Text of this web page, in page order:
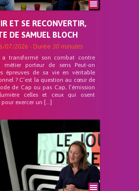
ET SE RECONVERTIR,
DE SAMUEL BLOCH
07/2026 - Durée 30 minutes
a transformé son combat contre
métier porteur de sens Peut-on
épreuves de sa vie en véritable
? C’est la question au cœur de
de Cap ou pas Cap, l’émission
celles et ceux qui osent
exercer un […]